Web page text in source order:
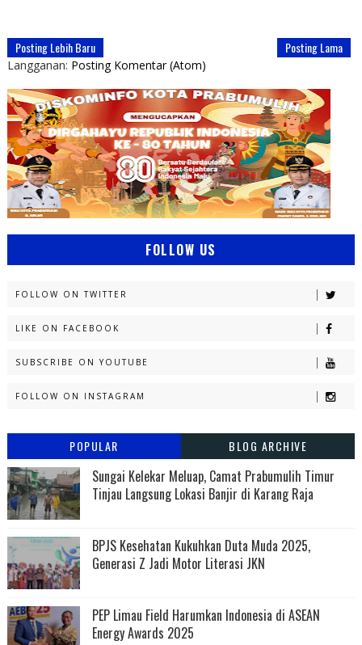
Posting Lebih Baru Posting Lama
Langganan: Posting Komentar (Atom)
FOLLOW US
FOLLOW ON TWITTER
LIKE ON FACEBOOK
SUBSCRIBE ON YOUTUBE
FOLLOW ON INSTAGRAM
POPULAR BLOG ARCHIVE
Sungai Kelekar Meluap, Camat Prabumulih Timur
Tinjau Langsung Lokasi Banjir di Karang Raja
BPJS Kesehatan Kukuhkan Duta Muda 2025,
Generasi Z Jadi Motor Literasi JKN
PEP Limau Field Harumkan Indonesia di ASEAN
Energy Awards 2025